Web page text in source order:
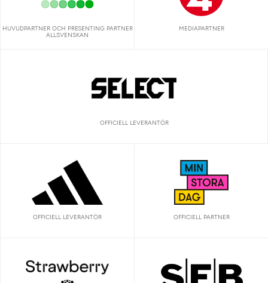
HUVUDPARTNER OCH PRESENTING PARTNER
ALLSVENSKAN
MEDIAPARTNER
OFFICIELL LEVERANTÖR
OFFICIELL LEVERANTÖR OFFICIELL PARTNER